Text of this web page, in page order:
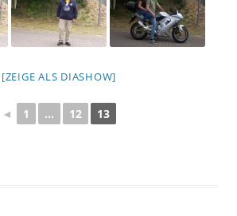
[ZEIGE ALS DIASHOW]
◄ 1 ... 12 13